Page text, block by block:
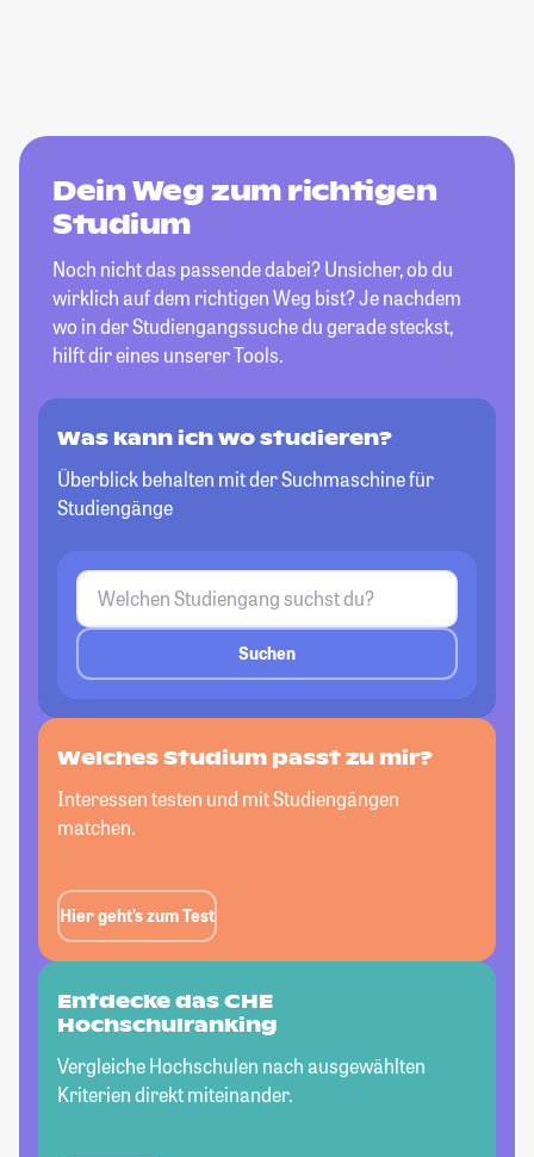
Dein Weg zum richtigen
Studium
Noch nicht das passende dabei? Unsicher, ob du
wirklich auf dem richtigen Weg bist? Je nachdem
wo in der Studiengangssuche du gerade steckst,
hilft dir eines unserer Tools.
Was kann ich wo studieren?
Überblick behalten mit der Suchmaschine für
Studiengänge
Suchen
Welches Studium passtzu mir?
Interessen testen und mit Studiengängen
matchen.
Hier geht’s zum Test
Entdecke das CHE
Hochschulranking
Vergleiche Hochschulen nach ausgewählten
Kriterien direkt miteinander.